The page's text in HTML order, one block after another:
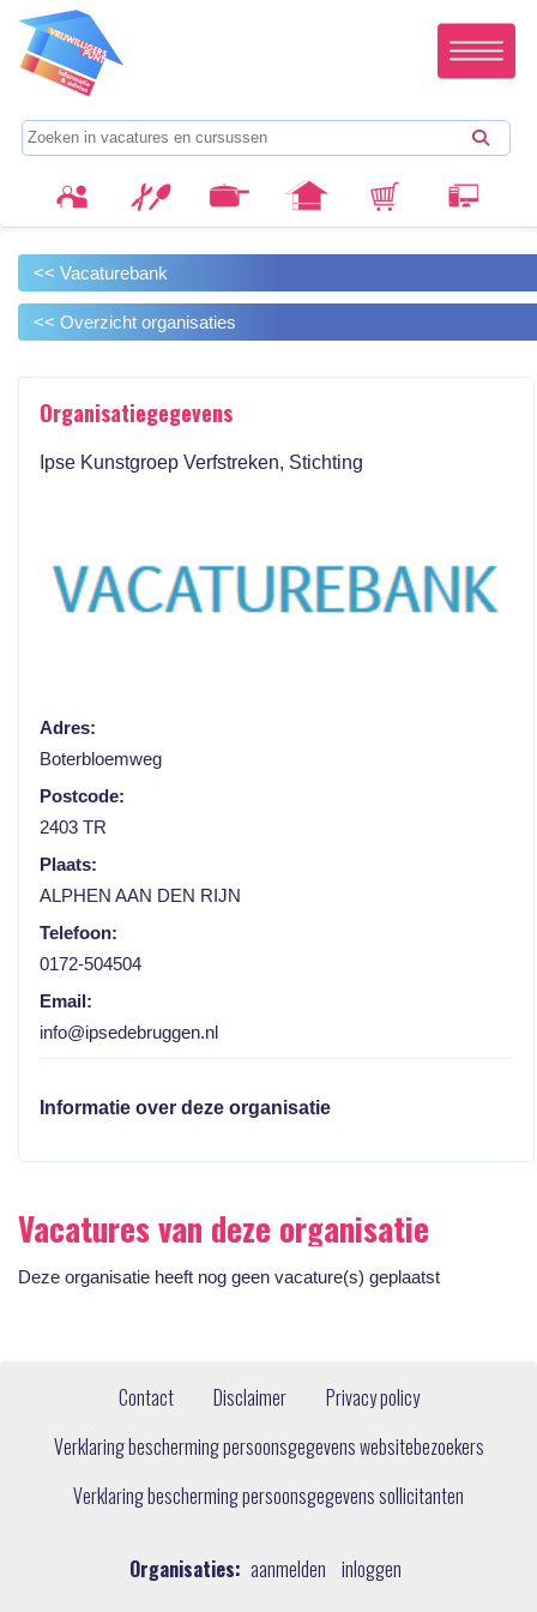
<< Vacaturebank
<< Overzicht organisaties
Organisatiegegevens
Ipse Kunstgroep Verfstreken, Stichting
Adres:
Boterbloemweg
Postcode:
2403 TR
Plaats:
ALPHEN AAN DEN RIJN
Telefoon:
0172-504504
Email:
info@ipsedebruggen.nl
Informatie over deze organisatie
Vacatures van deze organisatie
Deze organisatie heeft nog geen vacature(s) geplaatst
Contact Disclaimer
Privacy policy
Verklaring bescherming persoonsgegevens websitebezoekers
Verklaring bescherming persoonsgegevens sollicitanten
Organisaties: aanmelden inloggen